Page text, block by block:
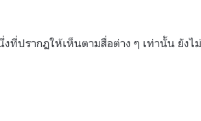
ที่ปรากฏให้เห็นตามสื่อต่าง ๆ เท่านั้น ยัง